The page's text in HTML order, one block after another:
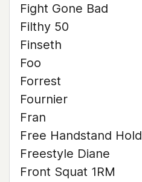
Fight Gone Bad
Filthy 50
Finseth
Foo
Forrest
Fournier
Fran
Free Handstand Hold
Freestyle Diane
Front Squat 1RM